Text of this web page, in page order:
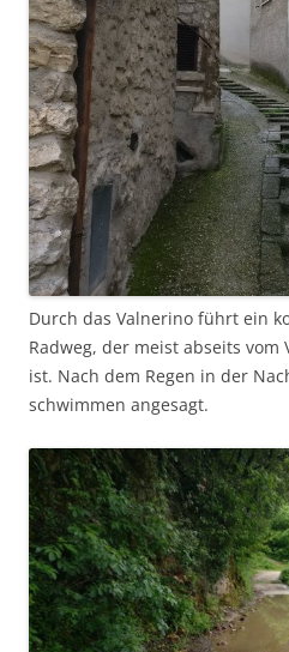
Durch das Valnerino führt ein
Radweg, der meist abseits
ist. Nach dem Regen in der
schwimmen angesagt.